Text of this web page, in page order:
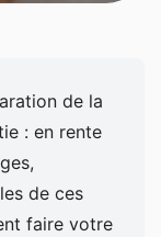
de la
: en rente
de ces
faire votre